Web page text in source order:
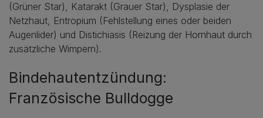
(Grüner Star), Katarakt (Grauer Star), Dysplasie der
Netzhaut, Entropium (Fehlstellung eines oder beiden
Augenlider) und Distichiasis (Reizung der Hornhaut durch
zusätzliche Wimpern).
Bindehautentzündung:
Französische Bulldogge